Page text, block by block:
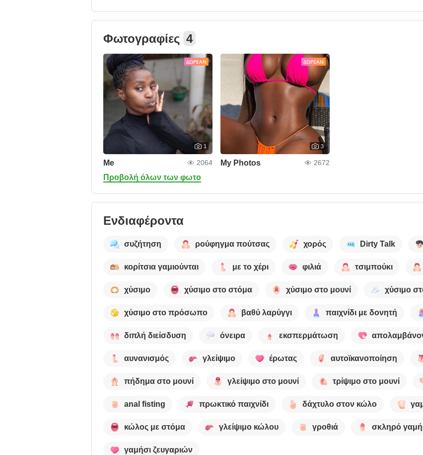
Φωτογραφίες 4
ΔΩΡΕΆΝ
1
Me 2064
ΔΩΡΕΆΝ
3
My Photos 2672
Προβολή όλων των φωτο
Ενδιαφέροντα
συζήτηση ρούφηγμα πούτσας χορός Dirty Talk
κορίτσια γαμιούνται με το χέρι φιλιά τσιμπούκι
χύσιμο χύσιμο στο στόμα χύσιμο στο μουνί χύσιμο
χύσιμο στο πρόσωπο βαθύ λαρύγγι παιχνίδι με δονητή
διπλή διείσδυση όνειρα εκσπερμάτωση
αυνανισμός γλείψιμο έρωτας αυτοϊκανοποίηση
πήδημα στο μουνί γλείψιμο στο μουνί τρίψιμο στο μουνί
anal fisting πρωκτικό παιχνίδι δάχτυλο στον κώλο
κώλος με στόμα γλείψιμο κώλου γροθιά σκληρό
γαμήσι ζευγαριών